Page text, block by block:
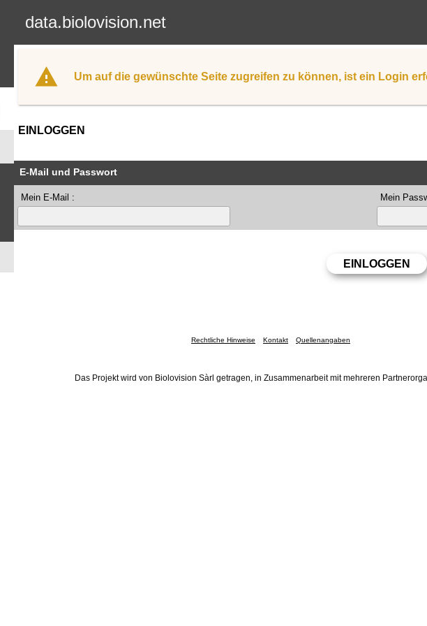
data.biolovision.net
Um auf die gewünschte Seite zugreifen zu können, ist ein Login
EINLOGGEN
E-Mail und Passwort
Mein E-Mail : Mein
Rechtliche Hinweise Kontakt Quellenangaben
Das Projekt wird von Biolovision Sàrl getragen, in Zusammenarbeit mit mehreren